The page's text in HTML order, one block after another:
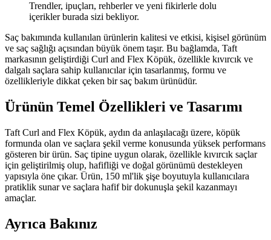
Trendler, ipuçları, rehberler ve yeni fikirlerle dolu
içerikler burada sizi bekliyor.
Saç bakımında kullanılan ürünlerin kalitesi ve etkisi, kişisel görünüm
ve saç sağlığı açısından büyük önem taşır. Bu bağlamda, Taft
markasının geliştirdiği Curl and Flex Köpük, özellikle kıvırcık ve
dalgalı saçlara sahip kullanıcılar için tasarlanmış, formu ve
özellikleriyle dikkat çeken bir saç bakım ürünüdür.
Ürünün Temel Özellikleri ve Tasarımı
Taft Curl and Flex Köpük, aydın da anlaşılacağı üzere, köpük
formunda olan ve saçlara şekil verme konusunda yüksek performans
gösteren bir ürün. Saç tipine uygun olarak, özellikle kıvırcık saçlar
için geliştirilmiş olup, hafifliği ve doğal görünümü destekleyen
yapısıyla öne çıkar. Ürün, 150 ml'lik şişe boyutuyla kullanıcılara
pratiklik sunar ve saçlara hafif bir dokunuşla şekil kazanmayı
amaçlar.
Ayrıca Bakınız